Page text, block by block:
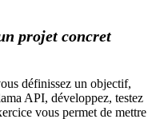
projet concret
définissez un objectif,
API, développez, testez
vous permet de mettre